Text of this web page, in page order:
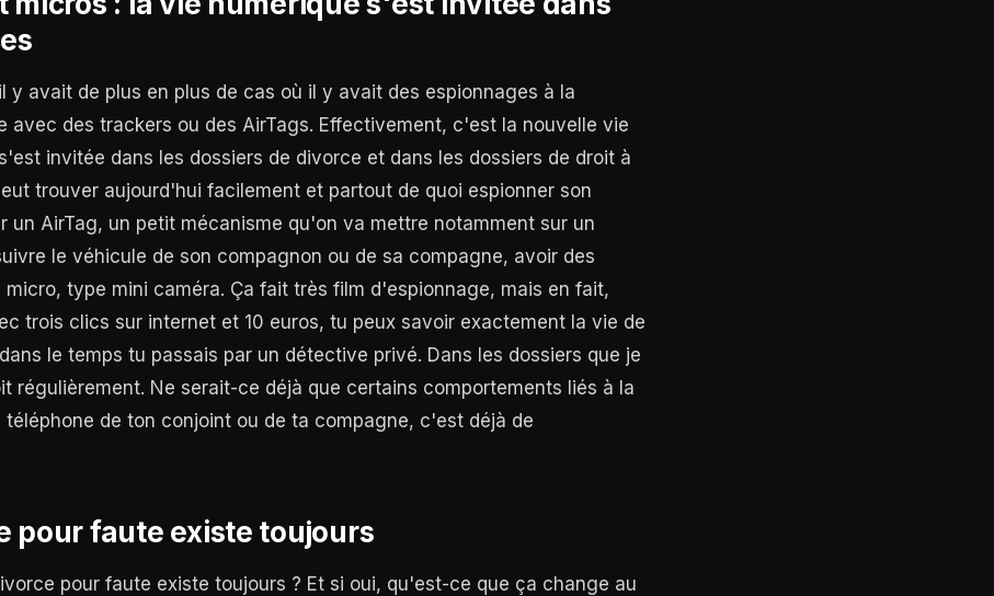
y avait de plus en plus de cas où il y avait des espionnages à la
avec des trackers ou des AirTags. Effectivement, c'est la nouvelle vie
invitée dans les dossiers de divorce et dans les dossiers de droit à
trouver aujourd'hui facilement et partout de quoi espionner son
un AirTag, un petit mécanisme qu'on va mettre notamment sur un
le véhicule de son compagnon ou de sa compagne, avoir des
type mini caméra. Ça fait très film d'espionnage, mais en fait,
trois clics sur internet et 10 euros, tu peux savoir exactement la vie de
le temps tu passais par un détective privé. Dans les dossiers que je
régulièrement. Ne serait-ce déjà que certains comportements liés à la
téléphone de ton conjoint ou de ta compagne, c'est déjà de
pour faute existe toujours
pour faute existe toujours ? Et si oui, qu'est-ce que ça change au